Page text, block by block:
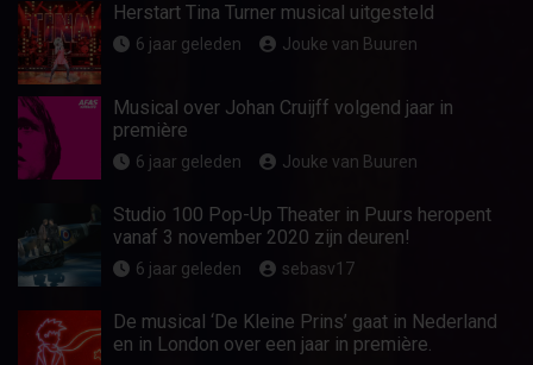
Herstart Tina Turner musical uitgesteld
6 jaar geleden Jouke van Buuren
Musical over Johan Cruijff volgend jaar in
première
6 jaar geleden Jouke van Buuren
Studio 100 Pop-Up Theater in Puurs heropent
vanaf 3 november 2020 zijn deuren!
6 jaar geleden sebasv17
De musical ‘De Kleine Prins’ gaat in Nederland
en in London over een jaar in première.